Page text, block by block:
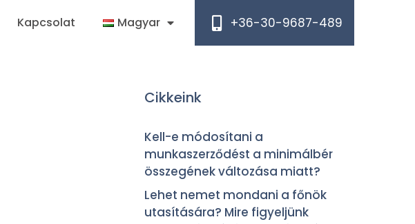
Kapcsolat Magyar +36-30-9687-489
Cikkeink
Kell-e módosítani a
munkaszerződést a minimálbér
összegének változása miatt?
Lehet nemet mondani a főnök
utasítására? Mire figyeljünk